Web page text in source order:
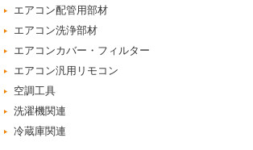
エアコン配管用部材
エアコン洗浄部材
エアコンカバー・フィルター
エアコン汎用リモコン
空調工具
洗濯機関連
冷蔵庫関連